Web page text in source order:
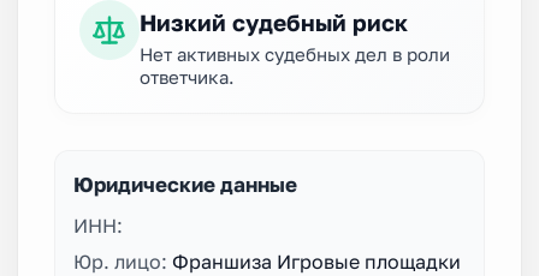
Низкий судебный риск
Нет активных судебных дел в роли
ответчика.
Юридические данные
ИНН:
Юр. лицо: Франшиза Игровые площадки